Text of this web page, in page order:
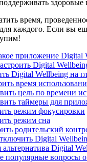
время,
каждого. Если вы
приложение Digital
Digital
Digital Wellbeing на
время
цель по времени
таймеры для
режим фокусировки
режим сна
родительский
Digital
Digital
популярные вопросы